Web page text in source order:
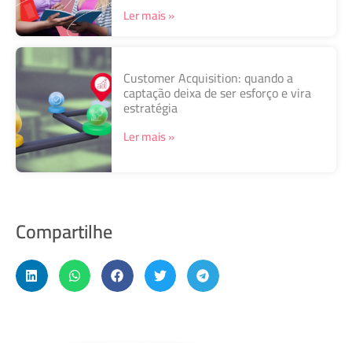
Ler mais »
Customer Acquisition: quando a
captação deixa de ser esforço e vira
estratégia
Ler mais »
Compartilhe